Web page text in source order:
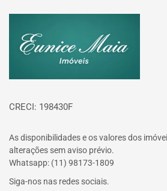
CRECI: 198430F
As disponibilidades e os valores dos
alterações sem aviso prévio.
Whatsapp: (11) 98173-1809
Siga-nos nas redes sociais.